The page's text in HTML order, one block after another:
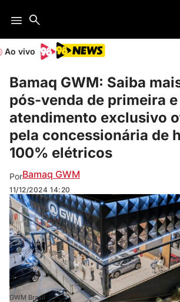
Ao vivo
Bamaq GWM: Saiba
pós-venda de primeira e
atendimento exclusivo
pela concessionária de
100% elétricos
PorBamaq GWM
11/12/2024 14:20
GWM Brasil